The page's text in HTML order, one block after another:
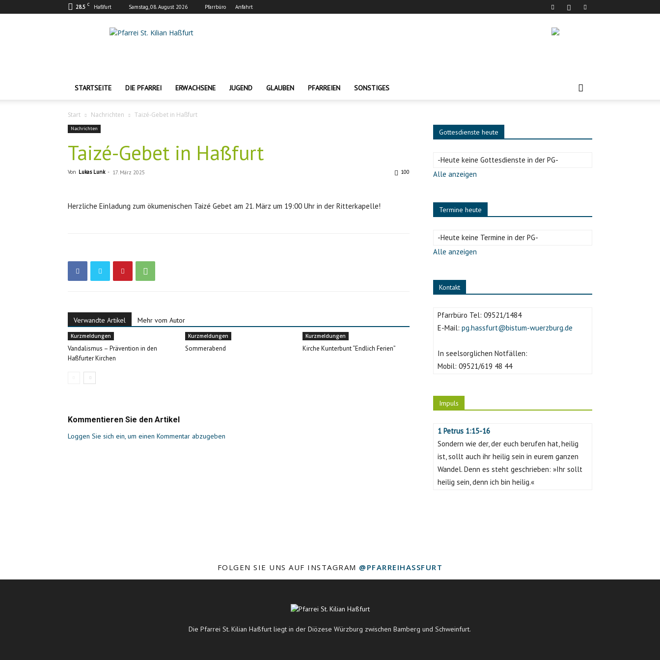
28.5 C Haßfurt Samstag, 08. August 2026 Pfarrbüro Anfahrt
Pfarrei
STARTSEITE DIE PFARREI ERWACHSENE JUGEND GLAUBEN PFARREIEN SONSTIGES
Start Nachrichten Taizé-Gebet in Haßfurt
Nachrichten
Taizé-Gebet in Haßfurt
Von Lukas Lunk - 17. März 2025 100
Herzliche Einladung zum ökumenischen Taizé Gebet am 21. März um 19:00 Uhr in der Ritterkapelle!
Verwandte Artikel Mehr vom Autor
Kurzmeldungen
Vandalismus – Prävention in den
Haßfurter Kirchen
Kurzmeldungen
Sommerabend
Kurzmeldungen
Kirche Kunterbunt “Endlich Ferien”
Kommentieren Sie den Artikel
Loggen Sie sich ein, um einen Kommentar abzugeben
Gottesdienste heute
-Heute keine Gottesdienste in der PG-
Alle anzeigen
Termine heute
-Heute keine Termine in der PG-
Alle anzeigen
Kontakt
Pfarrbüro Tel: 09521/1484
E-Mail: pg.hassfurt@bistum-wuerzburg.de
In seelsorglichen Notfällen:
Mobil: 09521/619 48 44
Impuls
1 Petrus 1:15-16
Sondern wie der, der euch berufen hat, heilig
ist, sollt auch ihr heilig sein in eurem ganzen
Wandel. Denn es steht geschrieben: »Ihr sollt
heilig sein, denn ich bin heilig.«
FOLGEN SIE UNS AUF INSTAGRAM @PFARREIHASSFURT
Die Pfarrei St. Kilian Haßfurt liegt in der Diözese Würzburg zwischen Bamberg und Schweinfurt.